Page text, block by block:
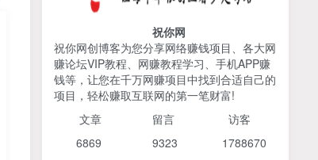
AI编程出海实战课：10分钟速建AI网站
+支付登陆对接，掌握出海全流程
2026姜胡说流量&商业设
计，把流量转化为留量，设
计自己的商业模式
6个月前 425人已阅读
TOP2
货，以混剪为主，不需要真
祝你网
祝你网创博客为您分享网络赚钱项目、各大网
赚论坛VIP教程、网赚教程学习、手机APP赚
钱等，让您在千万网赚项目中找到合适自己的
项目，轻松赚取互联网的第一笔财富!
文章 留言 访客
6869 9323 1788670